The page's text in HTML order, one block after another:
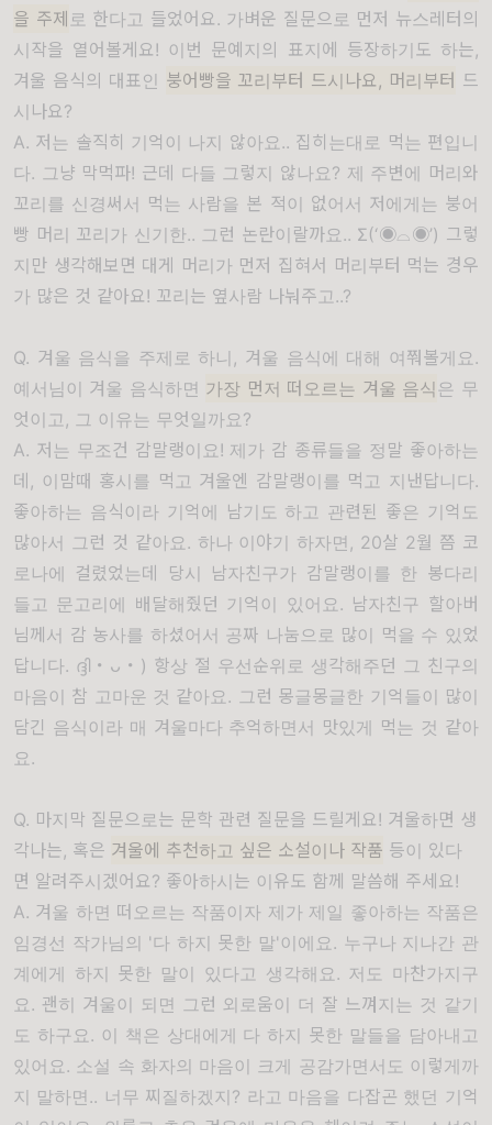
을 주제 로 한다고 들었어요. 가벼운 질문으로 먼저 뉴스레터의
시작을 열어볼게요! 이번 문예지의 표지에 등장하기도 하는,
겨울 음식의 대표인 붕어빵을 꼬리부터 드시나요, 머리부터 드
시나요?
A. 저는 솔직히 기억이 나지 않아요.. 집히는대로 먹는 편입니
다. 그냥 막먹파! 근데 다들 그렇지 않나요? 제 주변에 머리와
꼬리를 신경써서 먹는 사람을 본 적이 없어서 저에게는 붕어
빵 머리 꼬리가 신기한.. 그런 논란이랄까요.. Σ(‘◉⌓◉’) 그렇
지만 생각해보면 대게 머리가 먼저 집혀서 머리부터 먹는 경우
가 많은 것 같아요! 꼬리는 옆사람 나눠주고..?
Q. 겨울 음식을 주제로 하니, 겨울 음식에 대해 여쭤볼게요.
예서님이 겨울 음식하면 가장 먼저 떠오르는 겨울 음식은 무
엇이고, 그 이유는 무엇일까요?
A. 저는 무조건 감말랭이요! 제가 감 종류들을 정말 좋아하는
데, 이맘때 홍시를 먹고 겨울엔 감말랭이를 먹고 지낸답니다.
좋아하는 음식이라 기억에 남기도 하고 관련된 좋은 기억도
많아서 그런 것 같아요. 하나 이야기 하자면, 20살 2월 쯤 코
로나에 걸렸었는데 당시 남자친구가 감말랭이를 한 봉다리
들고 문고리에 배달해줬던 기억이 있어요. 남자친구 할아버
님께서 감 농사를 하셨어서 공짜 나눔으로 많이 먹을 수 있었
답니다. ദ്ദി・ᴗ・) 항상 절 우선순위로 생각해주던 그 친구의
마음이 참 고마운 것 같아요. 그런 몽글몽글한 기억들이 많이
담긴 음식이라 매 겨울마다 추억하면서 맛있게 먹는 것 같아
요.
Q. 마지막 질문으로는 문학 관련 질문을 드릴게요! 겨울하면 생
각나는, 혹은 겨울에 추천하고 싶은 소설이나 작품 등이 있다
면 알려주시겠어요? 좋아하시는 이유도 함께 말씀해 주세요!
A. 겨울 하면 떠오르는 작품이자 제가 제일 좋아하는 작품은
임경선 작가님의 '다 하지 못한 말'이에요. 누구나 지나간 관
계에게 하지 못한 말이 있다고 생각해요. 저도 마찬가지구
요. 괜히 겨울이 되면 그런 외로움이 더 잘 느껴지는 것 같기
도 하구요. 이 책은 상대에게 다 하지 못한 말들을 담아내고
있어요. 소설 속 화자의 마음이 크게 공감가면서도 이렇게까
지 말하면.. 너무 찌질하겠지? 라고 마음을 다잡곤 했던 기억